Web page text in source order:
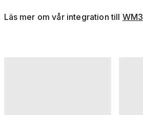
Läs mer om vår integration till WM3